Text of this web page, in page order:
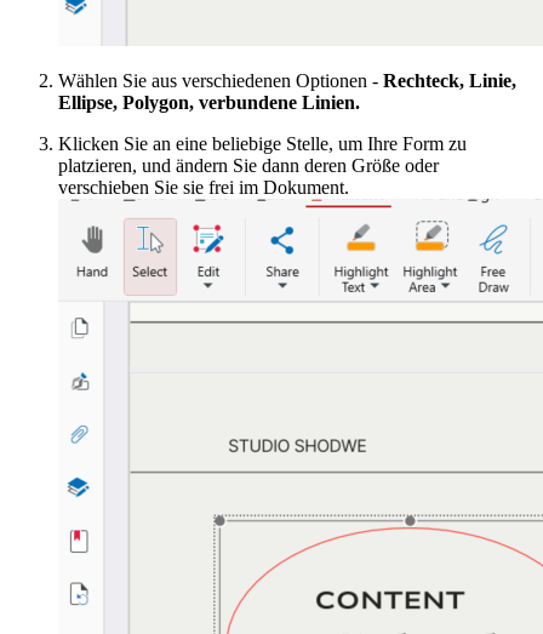
Wählen Sie aus verschiedenen Optionen - Rechteck, Linie,
Ellipse, Polygon, verbundene Linien.
Klicken Sie an eine beliebige Stelle, um Ihre Form zu
platzieren, und ändern Sie dann deren Größe oder
verschieben Sie sie frei im Dokument.